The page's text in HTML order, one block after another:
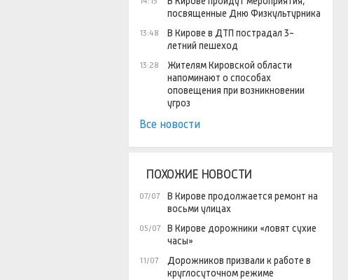
посвященные Дню Физкультурника
13:48
В Кирове в ДТП пострадал 3-
летний пешеход
13:28
Жителям Кировской области
напоминают о способах
оповещения при возникновении
угроз
Все новости
ПОХОЖИЕ НОВОСТИ
07/07
В Кирове продолжается ремонт на
восьми улицах
05/07
В Кирове дорожники «ловят сухие
часы»
11/07
Дорожников призвали к работе в
круглосуточном режиме